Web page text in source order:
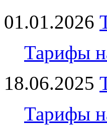
01.01.2026
Тарифы
18.06.2025
Тарифы